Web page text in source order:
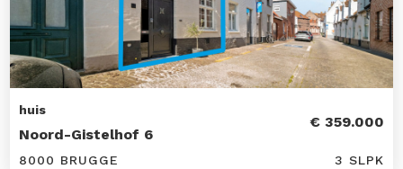
huis
Noord-Gistelhof 6
€ 359.000
8000 BRUGGE 3 SLPK